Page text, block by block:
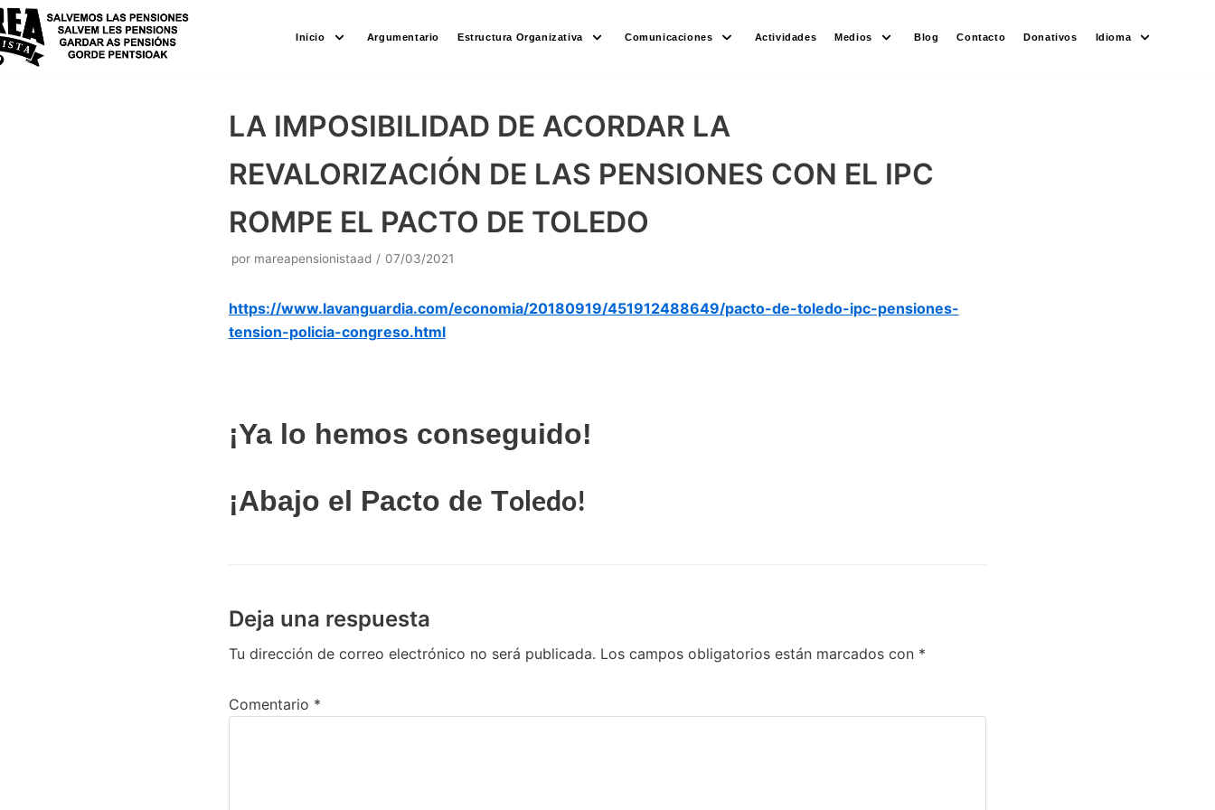
Saltar
al
contenido
Inicio Argumentario Estructura Organizativa Comunicaciones Actividades Medios Blog Contacto Donativos Idioma
LA IMPOSIBILIDAD DE ACORDAR LA
REVALORIZACIÓN DE LAS PENSIONES CON EL IPC
ROMPE EL PACTO DE TOLEDO
por mareapensionistaad 07/03/2021
https://www.lavanguardia.com/economia/20180919/451912488649/pacto-de-toledo-ipc-pensiones-
tension-policia-congreso.html
¡Ya lo hemos conseguido!
¡Abajo el Pacto de Toledo!
Deja una respuesta
Tu dirección de correo electrónico no será publicada. Los campos obligatorios están marcados con *
Comentario *